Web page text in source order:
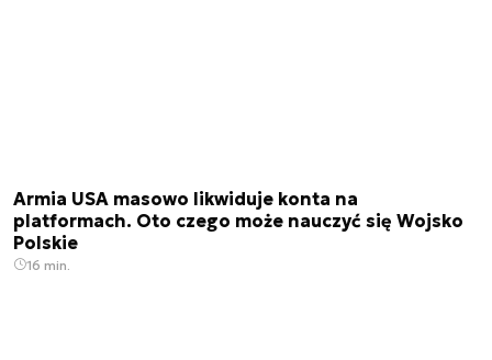
Armia USA masowo likwiduje konta na
platformach. Oto czego może nauczyć się Wojsko
Polskie
16 min.